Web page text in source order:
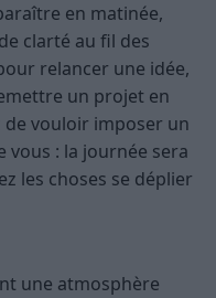
en matinée,
clarté au fil des
relancer une idée,
un projet en
de vouloir imposer un
: la journée sera
les choses se déplier
une atmosphère